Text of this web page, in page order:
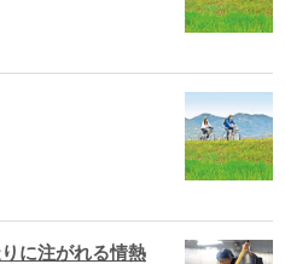
に注がれる情熱